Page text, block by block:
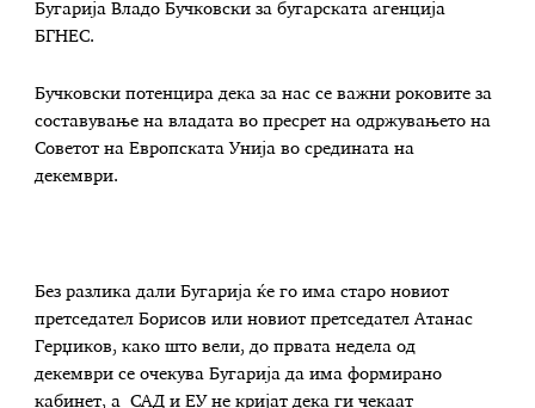
Бугарија Владо Бучковски за бугарската агенција
БГНЕС.
Бучковски потенцира дека за нас се важни роковите за
составување на владата во пресрет на одржувањето на
Советот на Европската Унија во средината на
декември.
Без разлика дали Бугарија ќе го има старо новиот
претседател Борисов или новиот претседател Атанас
Герџиков, како што вели, до првата недела од
декември се очекува Бугарија да има формирано
кабинет, а САД и ЕУ не кријат дека ги чекаат